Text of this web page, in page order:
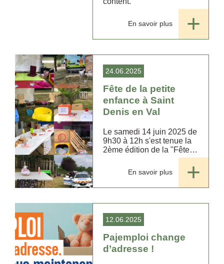
En savoir plus
24.06.2025
Fête de la petite
enfance à Saint
Denis en Val
Le samedi 14 juin 2025 de
9h30 à 12h s'est tenue la
2ème édition de la "Fête
commune de Saint Denis
en Val. ...
En savoir plus
12.06.2025
Pajemploi change
d’adresse !